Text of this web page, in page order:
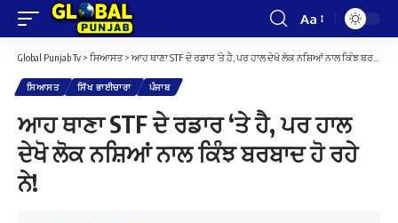
Font
Resizer
Aa
Global Punjab Tv > ਸਿਆਸਤ> ਆਹ ਥਾਣਾ STF ਦੇ ਰਡਾਰ ‘ਤੇ ਹੈ, ਪਰ ਹਾਲ ਦੇਖੋ ਲੋਕ ਨਸ਼ਿਆਂ ਨਾਲ ਕਿੰਝ ਬਰਬਾਦ ਹੋ ਰਹੇ ਨੇ!
ਸਿਆਸਤ ਸਿੱਖ ਭਾਈਚਾਰਾ ਪੰਜਾਬ
ਆਹ ਥਾਣਾ STF ਦੇ ਰਡਾਰ ‘ਤੇ ਹੈ, ਪਰ ਹਾਲ
ਦੇਖੋ ਲੋਕ ਨਸ਼ਿਆਂ ਨਾਲ ਕਿੰਝ ਬਰਬਾਦ ਹੋ ਰਹੇ
ਨੇ!